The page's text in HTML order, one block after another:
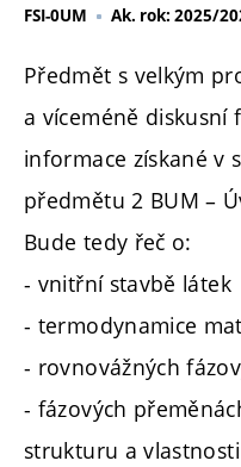
FSI-0UM Ak. rok: 2025/
Předmět s velkým
a víceméně
informace získané v
předmětu 2 BUM –
Bude tedy řeč o:
- vnitřní stavbě látek
- termodynamice
- rovnovážných
- fázových
strukturu a